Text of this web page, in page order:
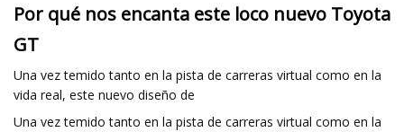
Por qué nos encanta este loco nuevo Toyota
GT
Una vez temido tanto en la pista de carreras virtual como en la
vida real, este nuevo diseño de
Una vez temido tanto en la pista de carreras virtual como en la